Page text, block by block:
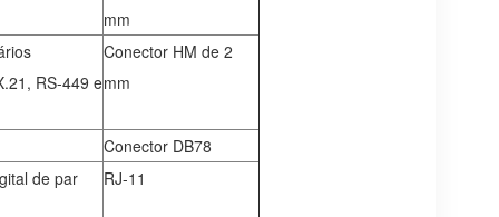
mm
RS-449 e
Conector HM de 2
mm
Conector DB78
de par
RJ-11